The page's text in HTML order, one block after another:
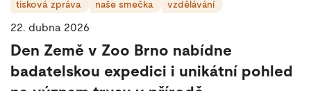
tisková zpráva naše smečka vzdělávání
22. dubna 2026
Den Země v Zoo Brno nabídne
badatelskou expedici i unikátní pohled